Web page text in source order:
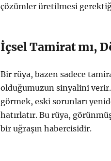
çözümler üretilmesi
İçsel Tamirat mı,
Bir rüya, bazen sadece
olduğumuzun sinyalini
görmek, eski sorunları
hatırlatır. Bu rüya,
bir uğraşın habercisidir.